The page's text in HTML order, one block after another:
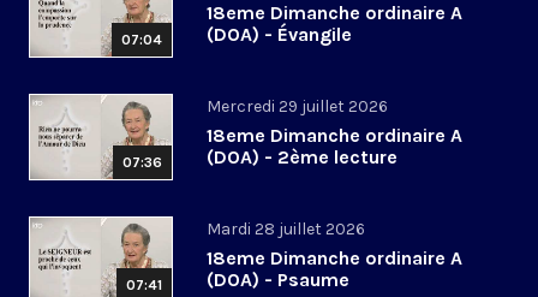
07:04
18eme Dimanche ordinaire A
(DOA) - Évangile
07:36
Mercredi 29 juillet 2026
18eme Dimanche ordinaire A
(DOA) - 2ème lecture
07:41
Mardi 28 juillet 2026
18eme Dimanche ordinaire A
(DOA) - Psaume